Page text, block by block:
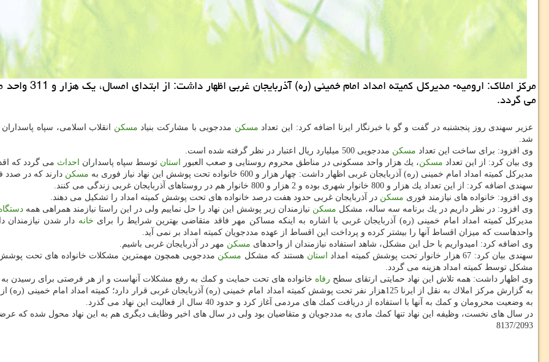
مركز املاك:
می گردد.
عزیر سهندی روز پنجشنبه در گفت و گو با خبرنگار ایرنا اضافه كرد: این تعداد مسكن مددجویی با مشاركت بنیاد مسكن انقلاب اسلامی، سپاه
شد.
وی افزود: برای ساخت این تعداد مسكن مددجویی 500 میلیارد ریال اعتبار در نظر گرفته شده است.
وی بیان كرد: از این تعداد مسكن، یك هزار واحد مسكونی در مناطق محروم روستایی و صعب العبور استان توسط سپاه پاسداران احداث می گردد كه
مدیركل كمیته امداد امام خمینی (ره) آذربایجان غربی اظهار داشت: چهار هزار و 600 خانواده تحت پوشش این نهاد نیاز فوری به
مسكن دارند كه در صدد
سهندی اضافه كرد: از این تعداد یك هزار و 800 خانوار شهری بوده و 2 هزار و 800 خانوار هم در روستاهای آذربایجان غربی زندگی می كنند.
وی افزود: خانواده های نیازمند فوری مسكن در آذربایجان غربی حدود هفت درصد خانواده های تحت پوشش كمیته امداد را تشكیل می دهند.
وی افزود: در نظر داریم در یك برنامه سه ساله، مشكل مسكن نیازمندان زیر پوشش این نهاد را حل نماییم ولی در این راستا نیازمند همراهی همه
مدیركل كمیته امداد امام خمینی (ره) آذربایجان غربی با اشاره به اینكه مساكن مهر فاقد متقاضی بهترین شرایط را برای خانه دار شدن
واحدهاست كه میزان اقساط آنها را بیشتر كرده و پرداخت این اقساط از عهده مددجویان كمیته امداد بر نمی آید.
وی اضافه كرد: امیدواریم با حل این مشكل، شاهد استفاده نیازمندان از واحدهای مسكن مهر در آذربایجان غربی باشیم.
سهندی بیان كرد: 67 هزار خانوار تحت پوشش كمیته امداد
استان هستند كه مشكل مسكن مددجویی همچون مهمترین مشكلات خانواده های تحت پوشش
مشكل توسط كمیته امداد هزینه می گردد.
وی اظهار داشت: همه تلاش این نهاد حمایتی ارتقای سطح رفاه خانواده های تحت حمایت و كمك به رفع مشكلات آنهاست و از هر فرصتی برای رسیدن به
به وضعیت محرومان و كمك به آنها با استفاده از دریافت كمك های مردمی آغاز كرد و حدود 40 سال از فعالیت این نهاد می گذرد.
در سال های نخست، وظیفه این نهاد تنها كمك مادی به مددجویان و متقاضیان بود ولی در سال های اخیر وظایف دیگری هم به این نهاد محول شده
8137/2093